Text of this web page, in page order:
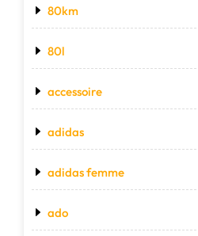
80km
80l
accessoire
adidas
adidas femme
ado